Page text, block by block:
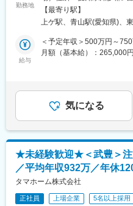
昼の工事作業、夕方の事務
であり、残業時間も月平均
変更の範囲：会社の定める
きます。
イノアックグループの中核
「SlimFlex」製造を手掛け
スへの在籍出向となります。
■業務内容：
・SlimFlex製造工程及び仕
・顧客、営業、社内問い合
・顧客、社内不具合対応
■入社後教育/キャリアパス：
入社後は社内研修を通じて
を深めて頂きます。その後
対応と併せて製造工程の管
期待しています。
勤務地
駅：名鉄河和線／青山駅受
囲：会社の定める事業所
【最寄り駅】
上ゲ駅、青山駅(愛知県)、
給与
＜予定年収＞500万円～
月額（基本給）：265,000
円※上記目安の金額であり
月給(月額)は固定手当を含
額であり、選考を通じて
固定手当を含めた表記です
気になる
★未経験歓迎★＜武豊＞
／平均年収932万／年休
タマホーム株式会社
正社員 上場企業 5名以上採用